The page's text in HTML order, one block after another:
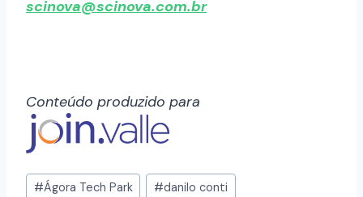
scinova@scinova.com.br
Conteúdo produzido para
#Ágora Tech Park #danilo conti